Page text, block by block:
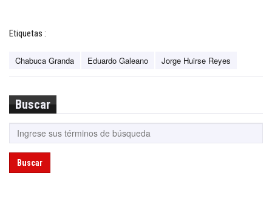
Etiquetas :
Chabuca Granda Eduardo Galeano Jorge Huirse Reyes
Buscar
Buscar